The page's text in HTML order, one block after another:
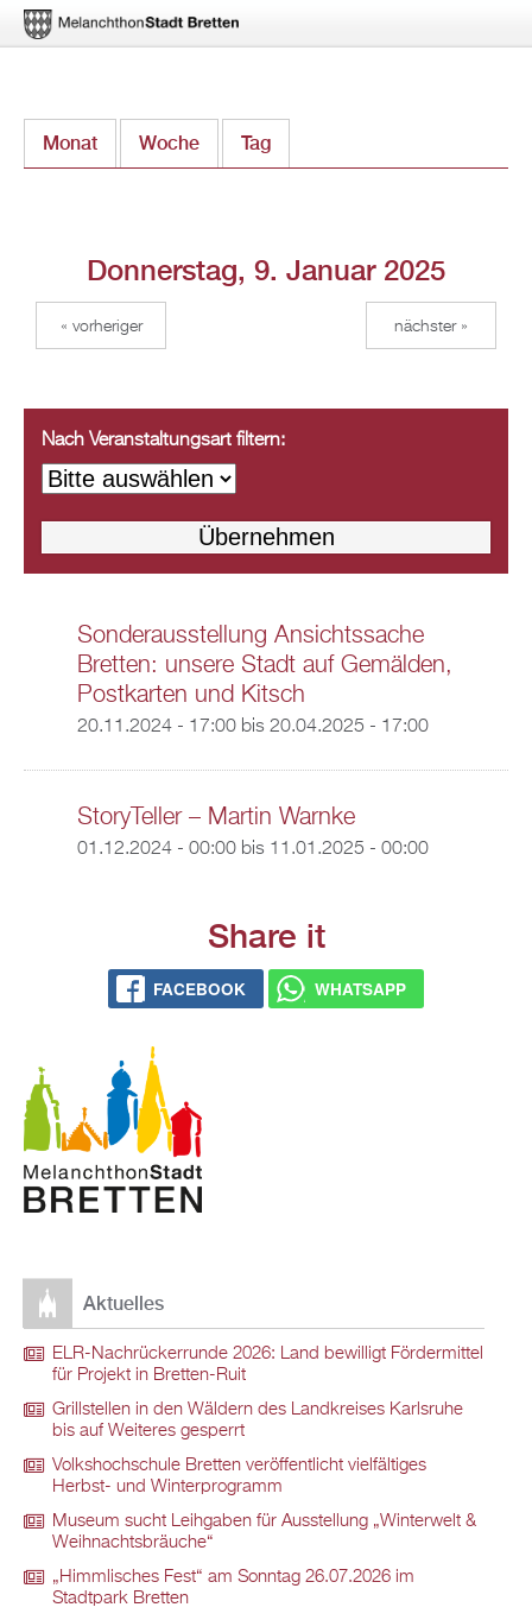
zum
Monat Woche Tag
Donnerstag, 9. Januar 2025
« vorheriger nächster »
Nach Veranstaltungsart filtern:
Sonderausstellung Ansichtssache
Bretten: unsere Stadt auf Gemälden,
Postkarten und Kitsch
20.11.2024 - 17:00bis 20.04.2025 - 17:00
StoryTeller – Martin Warnke
01.12.2024 - 00:00bis 11.01.2025 - 00:00
Share it
FACEBOOK WHATSAPP
Aktuelles
ELR-Nachrückerrunde 2026: Land bewilligt Fördermittel
für Projekt in Bretten-Ruit
Grillstellen in den Wäldern des Landkreises Karlsruhe
bis auf Weiteres gesperrt
Volkshochschule Bretten veröffentlicht vielfältiges
Herbst- und Winterprogramm
Museum sucht Leihgaben für Ausstellung „Winterwelt &
Weihnachtsbräuche“
„Himmlisches Fest“ am Sonntag 26.07.2026 im
Stadtpark Bretten